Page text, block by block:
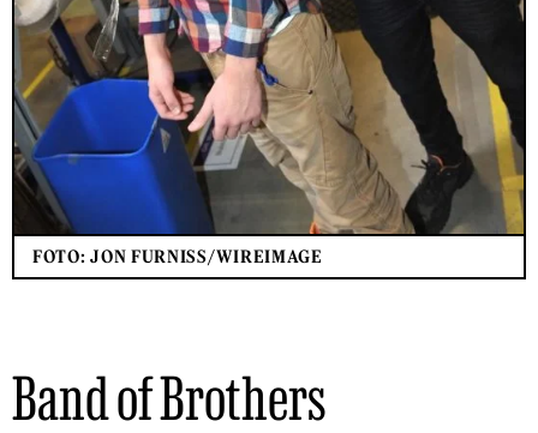
FOTO: JON FURNISS/WIREIMAGE
Band of Brothers